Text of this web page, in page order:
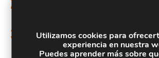
3.
empresas turísticas.
Utilizamos cookies para
experiencia en nuestra
Puedes aprender más sobre